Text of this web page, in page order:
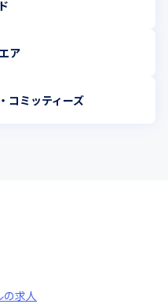
ア
コミッティーズ
の求人